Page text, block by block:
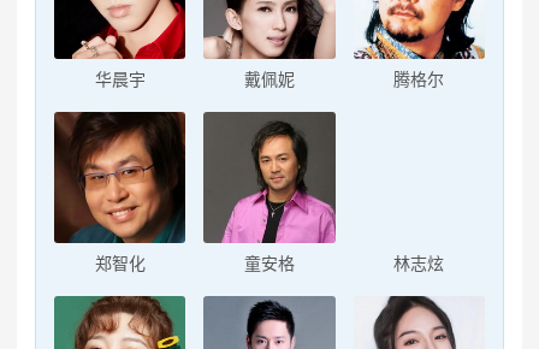
华晨宇 戴佩妮 腾格尔
郑智化 童安格 林志炫